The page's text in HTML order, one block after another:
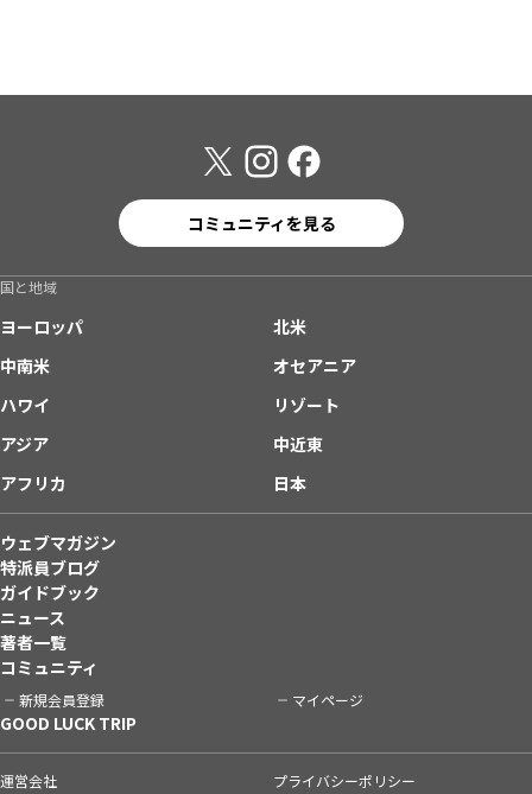
コミュニティを見る
国と地域
ヨーロッパ
北米
中南米
オセアニア
ハワイ
リゾート
アジア
中近東
アフリカ
日本
ウェブマガジン
特派員ブログ
ガイドブック
ニュース
著者一覧
コミュニティ
新規会員登録 マイページ
GOOD LUCK TRIP
運営会社 プライバシーポリシー